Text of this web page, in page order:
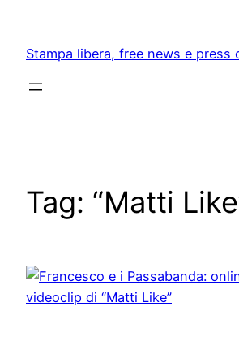
content
Stampa libera, free news e press
Tag: “Matti